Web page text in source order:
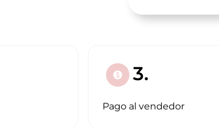
paid 3.
Pago al vendedor